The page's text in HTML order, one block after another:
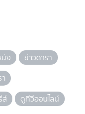
นัง
ข่าวดารา
ส์ ดูทีวีออนไลน์